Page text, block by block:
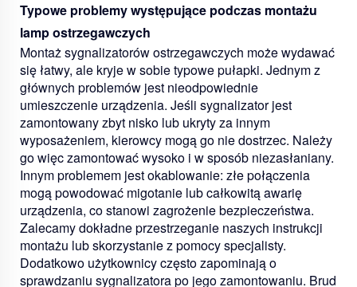
Typowe problemy występujące podczas montażu
lamp ostrzegawczych
Montaż sygnalizatorów ostrzegawczych może wydawać
się łatwy, ale kryje w sobie typowe pułapki. Jednym z
głównych problemów jest nieodpowiednie
umieszczenie urządzenia. Jeśli sygnalizator jest
zamontowany zbyt nisko lub ukryty za innym
wyposażeniem, kierowcy mogą go nie dostrzec. Należy
go więc zamontować wysoko i w sposób niezasłaniany.
Innym problemem jest okablowanie: złe połączenia
mogą powodować migotanie lub całkowitą awarię
urządzenia, co stanowi zagrożenie bezpieczeństwa.
Zalecamy dokładne przestrzeganie naszych instrukcji
montażu lub skorzystanie z pomocy specjalisty.
Dodatkowo użytkownicy często zapominają o
sprawdzaniu sygnalizatora po jego zamontowaniu. Brud